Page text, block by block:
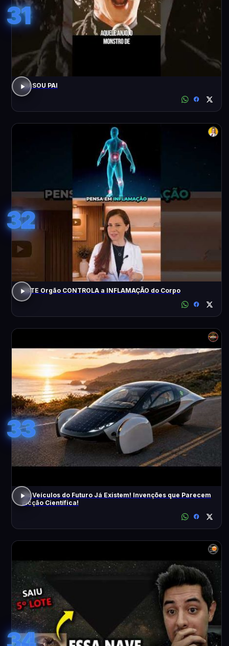
31
EU SOU PAI
32
ESTE Orgão CONTROLA a INFLAMAÇÃO do Corpo
33
Os Veículos do Futuro Já Existem! Invenções que Parecem
Ficção Científica!